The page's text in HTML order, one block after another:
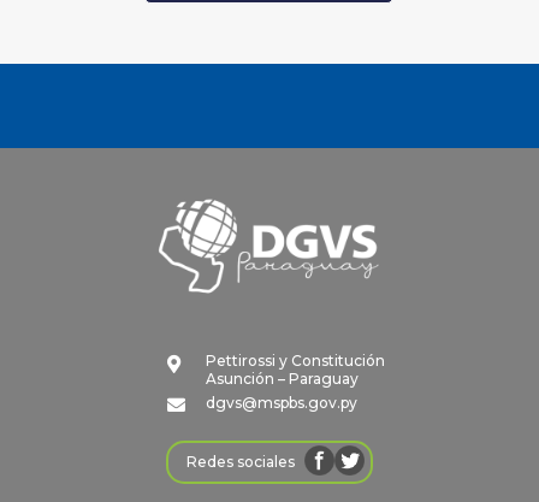

Pettirossi y Constitución
Asunción – Paraguay

dgvs@mspbs.gov.py
Redes sociales